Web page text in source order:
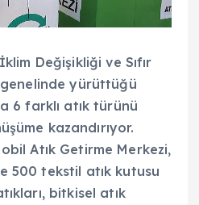
Değişikliği ve Sıfır
yürüttüğü
6 farklı atık türünü
kazandırıyor.
Atık Getirme Merkezi,
500 tekstil atık kutusu
bitkisel atık